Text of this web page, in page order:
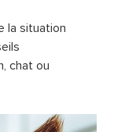
la situation
chat ou